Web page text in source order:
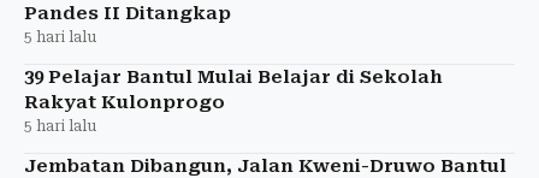
Pandes II Ditangkap
5 hari lalu
39 Pelajar Bantul Mulai Belajar di Sekolah
Rakyat Kulonprogo
5 hari lalu
Jembatan Dibangun, Jalan Kweni-Druwo Bantul